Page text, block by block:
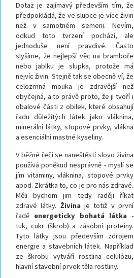
Dotaz je zajímavý především tím, že
předpokládá, že ve slupce je více živin
než v samotném semeni. Nevím,
odkud toto tvrzení pochází, ale
jednoduše není pravdivé. Často
slyšíme, že nejlepší věc na bramboře
nebo jablku je slupka, protože má
nejvíc živin. Stejně tak se obecně ví, že
celozrnná mouka je zdravější než
obyčejná, a to právě proto, že ji tvoří i
obalové části z obilek, které obsahují
řadu důležitých látek jako vláknina,
minerální látky, stopové prvky, vlákna
a esenciální mastné kyseliny.
V běžné řeči se naneštěstí slovo živina
používá poněkud nesprávně - myslí se
jím vitaminy, vláknina, stopové prvky
apod. Zkrátka to, co je pro nás zdravé.
Měli bychom jim tedy raději říkat
zdravé látky. Živinaje totiž v první
řadě energeticky bohatá látka-
tuk, cukr (škrob) a zásobní proteiny.
Tyto látky jsou především zdrojem
energie a stavebních látek. Například
ze škrobu vytváří rostlina celulózu,
hlavní stavební prvek těla rostliny.